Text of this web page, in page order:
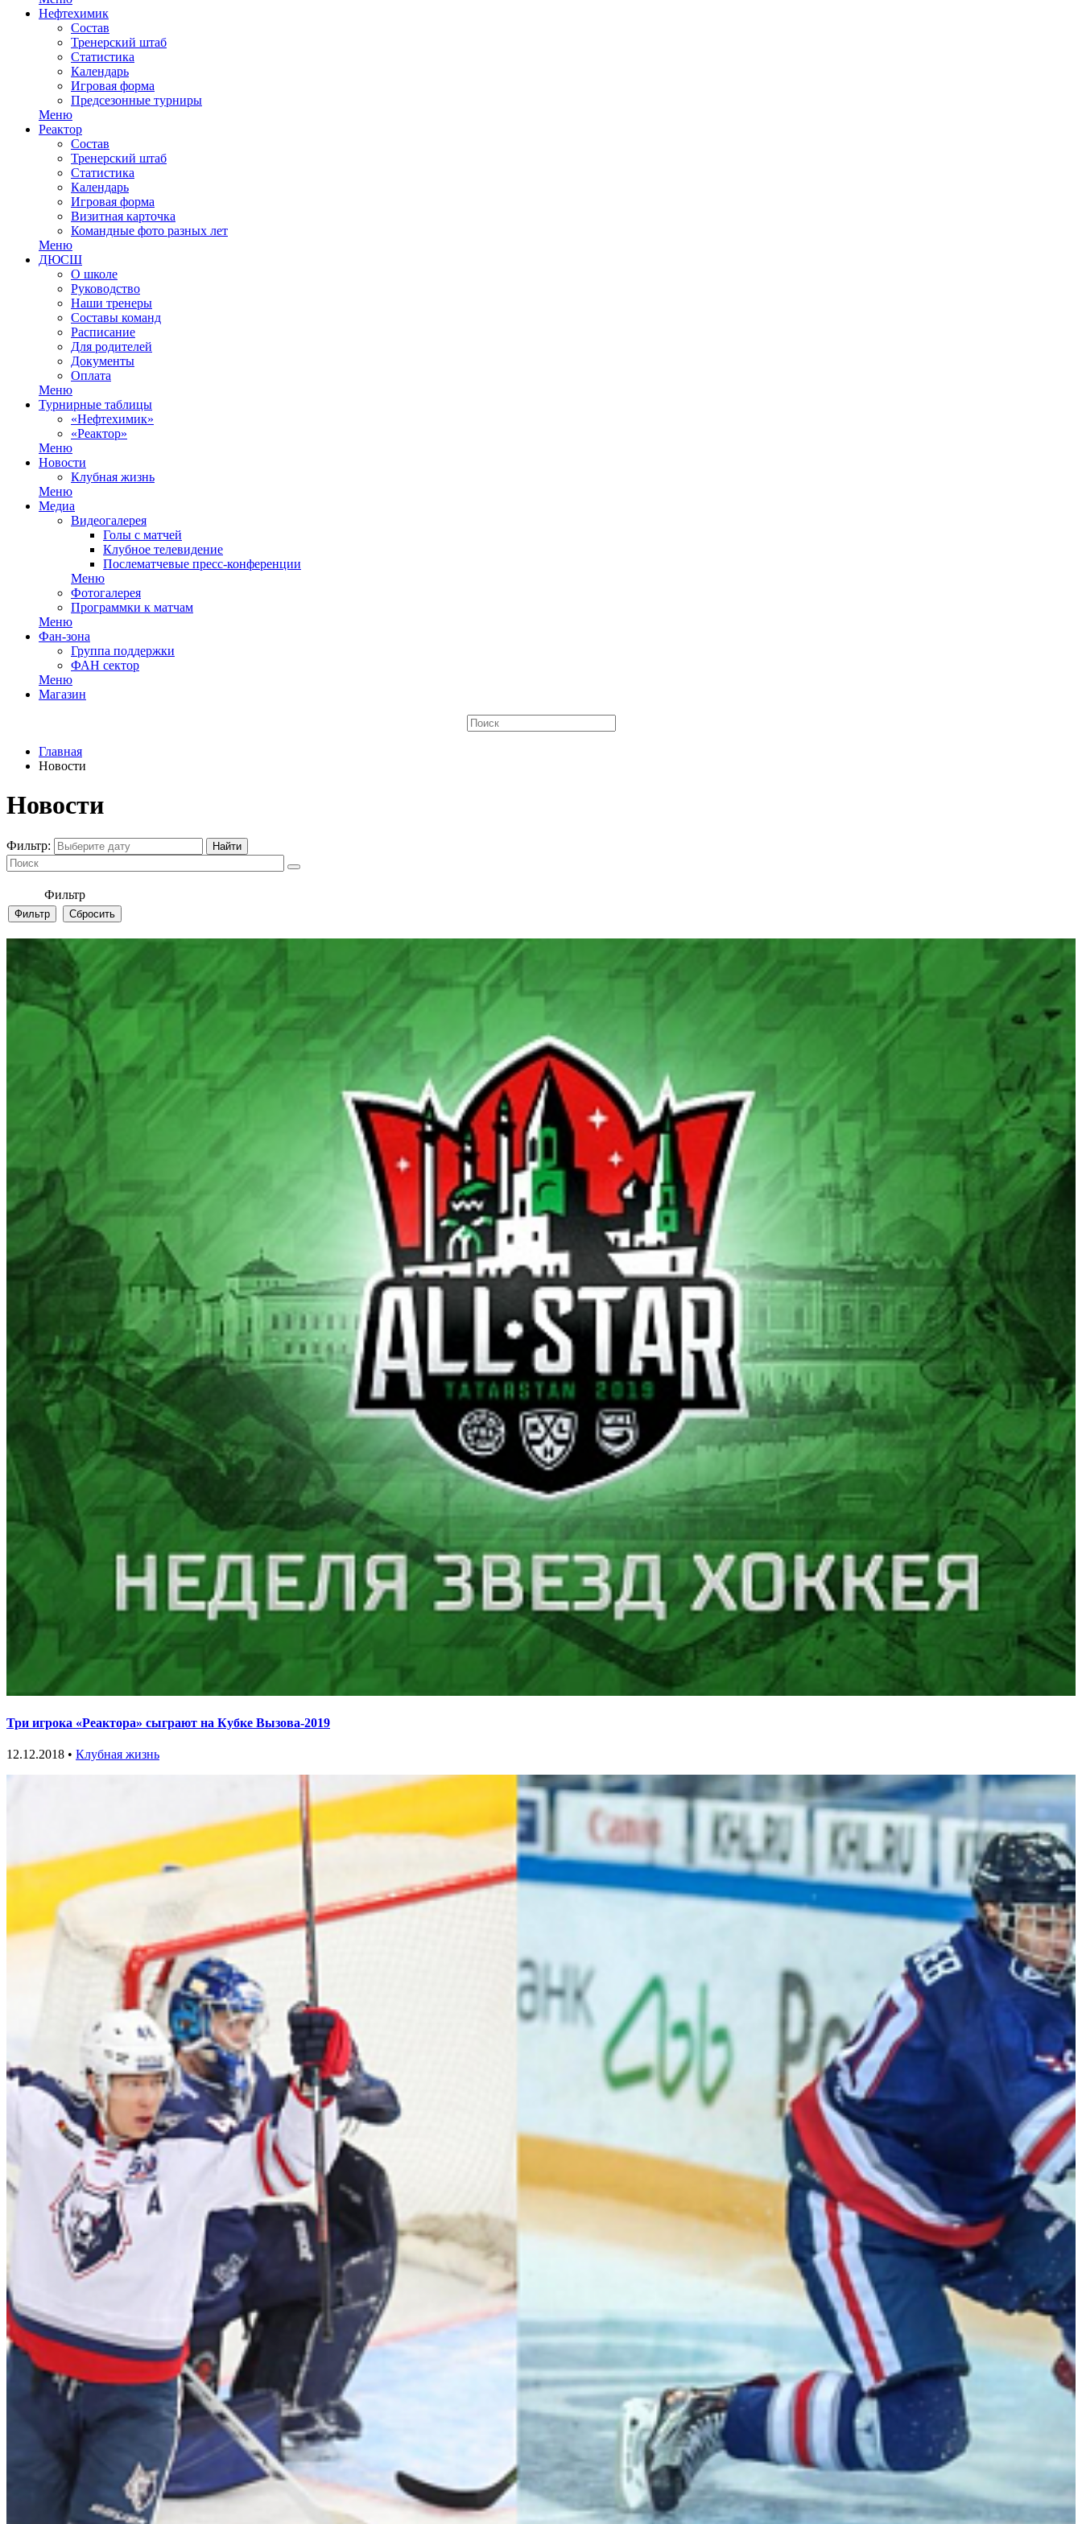
Нефтехимик
Состав
Тренерский штаб
Статистика
Календарь
Игровая форма
Предсезонные турниры
Меню
Реактор
Состав
Тренерский штаб
Статистика
Календарь
Игровая форма
Визитная карточка
Командные фото разных лет
Меню
ДЮСШ
О школе
Руководство
Наши тренеры
Составы команд
Расписание
Для родителей
Документы
Оплата
Меню
Турнирные таблицы
«Нефтехимик»
«Реактор»
Меню
Новости
Клубная жизнь
Меню
Медиа
Видеогалерея
Голы с матчей
Клубное телевидение
Послематчевые пресс-конференции
Меню
Фотогалерея
Программки к матчам
Меню
Фан-зона
Группа поддержки
ФАН сектор
Меню
Магазин
Главная
Новости
Новости
Фильтр:
Фильтр
Три игрока «Реактора» сыграют на Кубке Вызова-2019
12.12.2018 • Клубная жизнь